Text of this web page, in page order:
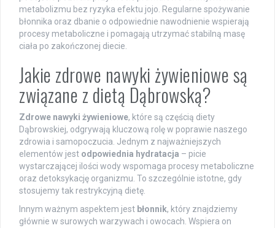
metabolizmu bez ryzyka efektu jojo. Regularne spożywanie
błonnika oraz dbanie o odpowiednie nawodnienie wspierają
procesy metaboliczne i pomagają utrzymać stabilną masę
ciała po zakończonej diecie.
Jakie zdrowe nawyki żywieniowe są
związane z dietą Dąbrowską?
Zdrowe nawyki żywieniowe, które są częścią diety
Dąbrowskiej, odgrywają kluczową rolę w poprawie naszego
zdrowia i samopoczucia. Jednym z najważniejszych
elementów jest odpowiednia hydratacja – picie
wystarczającej ilości wody wspomaga procesy metaboliczne
oraz detoksykację organizmu. To szczególnie istotne, gdy
stosujemy tak restrykcyjną dietę.
Innym ważnym aspektem jest błonnik, który znajdziemy
głównie w surowych warzywach i owocach. Wspiera on